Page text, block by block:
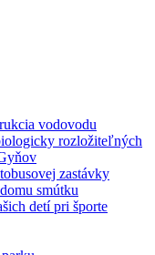
vodovodu
rozložiteľných
zastávky
smútku
detí pri športe